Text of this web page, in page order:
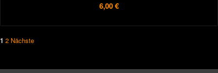
6,00 €
1 2 Nächste